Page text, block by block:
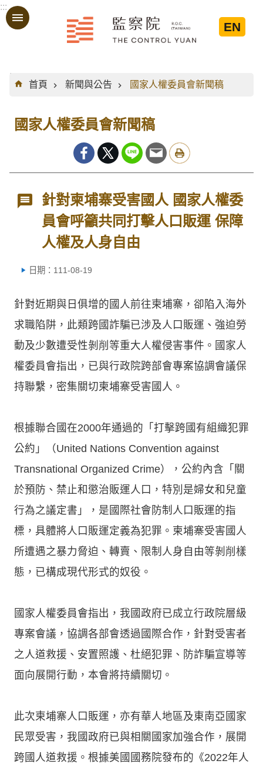
跳到主要內容區塊
:::
EN
:::
首頁
新聞與公告 國家人權委員會新聞稿
國家人權委員會新聞稿
針對柬埔寨受害國人 國家人權委
員會呼籲共同打擊人口販運 保障
人權及人身自由
日期：111-08-19
針對近期與日俱增的國人前往柬埔寨，卻陷入海外
求職陷阱，此類跨國詐騙已涉及人口販運、強迫勞
動及少數遭受性剝削等重大人權侵害事件。國家人
權委員會指出，已與行政院跨部會專案協調會議保
持聯繫，密集關切柬埔寨受害國人。
根據聯合國在2000年通過的「打擊跨國有組織犯罪
公約」（United Nations Convention against
Transnational Organized Crime），公約內含「關
於預防、禁止和懲治販運人口，特別是婦女和兒童
行為之議定書」，是國際社會防制人口販運的指
標，具體將人口販運定義為犯罪。柬埔寨受害國人
所遭遇之暴力脅迫、轉賣、限制人身自由等剝削樣
態，已構成現代形式的奴役。
國家人權委員會指出，我國政府已成立行政院層級
專案會議，協調各部會透過國際合作，針對受害者
之人道救援、安置照護、杜絕犯罪、防詐騙宣導等
面向展開行動，本會將持續關切。
此次柬埔寨人口販運，亦有華人地區及東南亞國家
民眾受害，我國政府已與相關國家加強合作，展開
跨國人道救援。根據美國國務院發布的《2022年人